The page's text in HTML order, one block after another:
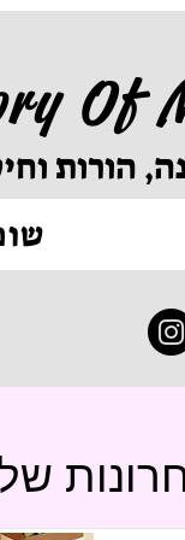
Of
הורות